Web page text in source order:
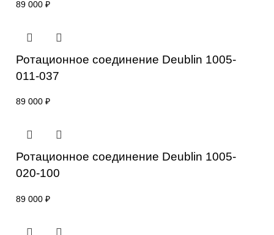
Сопутствующие товары
000-049
89 000₽